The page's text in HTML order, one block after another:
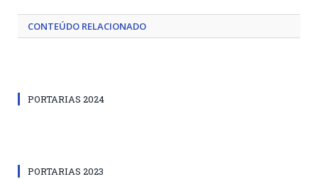
CONTEÚDO RELACIONADO
PORTARIAS 2024
PORTARIAS 2023